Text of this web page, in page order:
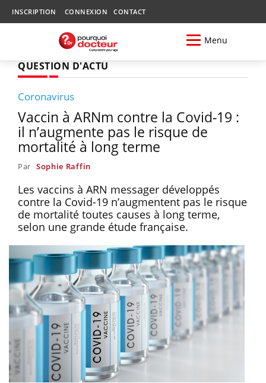
INSCRIPTION CONNEXION CONTACT
Menu
QUESTION D'ACTU
Coronavirus
Vaccin à ARNm contre la Covid-19 :
il n’augmente pas le risque de
mortalité à long terme
Par Sophie Raffin
Les vaccins à ARN messager développés
contre la Covid-19 n’augmentent pas le risque
de mortalité toutes causes à long terme,
selon une grande étude française.